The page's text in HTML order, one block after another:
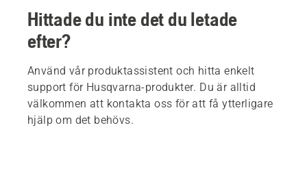
Hittade du inte det du letade
efter?
Använd vår produktassistent och hitta enkelt
support för Husqvarna-produkter. Du är alltid
välkommen att kontakta oss för att få ytterligare
hjälp om det behövs.